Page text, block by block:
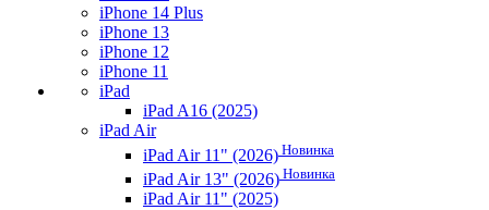
iPhone 14 Plus
iPhone 13
iPhone 12
iPhone 11
iPad
iPad A16 (2025)
iPad Air
iPad Air 11" (2026) Новинка
iPad Air 13" (2026) Новинка
iPad Air 11" (2025)